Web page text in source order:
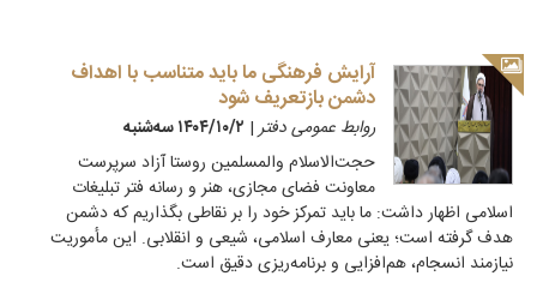
آرایش فرهنگی ما باید متناسب با اهداف
دشمن بازتعریف شود
روابط عمومی دفتر| ۱۴۰۴/۱۰/۲ سه‌شنبه
حجت‌الاسلام والمسلمین روستا آزاد سرپرست
معاونت فضای مجازی، هنر و رسانه فتر تبلیغات
اسلامی اظهار داشت: ما باید تمرکز خود را بر نقاطی بگذاریم که دشمن
هدف گرفته است؛ یعنی معارف اسلامی، شیعی و انقلابی. این مأموریت
نیازمند انسجام، هم‌افزایی و برنامه‌ریزی دقیق است.